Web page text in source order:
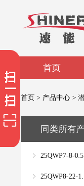
首页
首页 > 产品中心 >
同类所有
25QWP7-8-
25QWP8-22-